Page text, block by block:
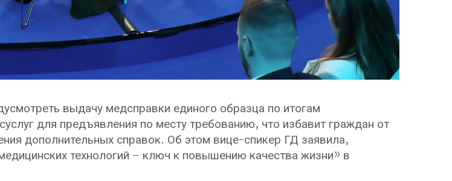
выдачу медсправки единого образца по итогам
для предъявления по месту требованию, что избавит граждан от
дополнительных справок. Об этом вице-спикер ГД заявила,
технологий – ключ к повышению качества жизни» в